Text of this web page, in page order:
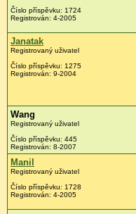
Číslo příspěvku: 1724
Registrován: 4-2005
Janatak
Registrovaný uživatel
Číslo příspěvku: 1275
Registrován: 9-2004
Wang
Registrovaný uživatel
Číslo příspěvku: 445
Registrován: 8-2007
Manil
Registrovaný uživatel
Číslo příspěvku: 1728
Registrován: 4-2005